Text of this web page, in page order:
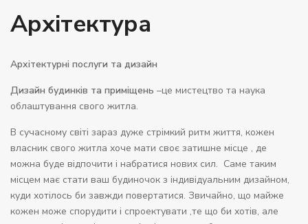
Архітектура
Архітектурні послуги та дизайн
Дизайн будинків та приміщень –це мистецтво та наука
облаштування свого житла.
В сучасному світі зараз дуже стрімкий ритм життя, кожен
власник свого житла хоче мати своє затишне місце , де
можна буде відпочити і набратися нових сил. Саме таким
місцем має стати ваш будиночок з індивідуальним дизайном,
куди хотілось би завжди повертатися. Звичайно, що майже
кожен може спорудити і спроектувати ,те що би хотів, але